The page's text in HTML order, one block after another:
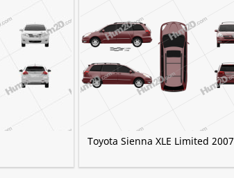
Toyota Sienna XLE Limited 2007